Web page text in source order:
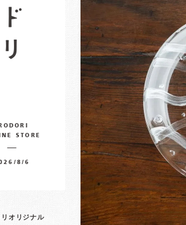
STORE
8/6
リオリジナル